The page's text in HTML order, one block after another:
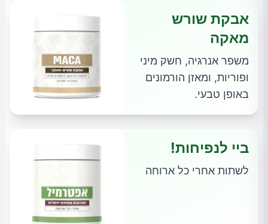
אבקת שורש
מאקה
משפר אנרגיה, חשק מיני
ופוריות, ומאזן הורמונים
באופן טבעי.
ביי לנפיחות!
לשתות אחרי כל ארוחה